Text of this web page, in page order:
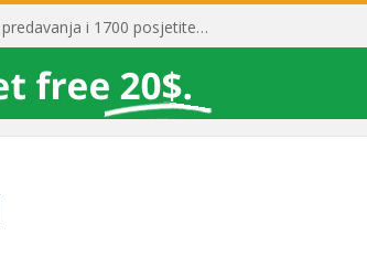
Toni Milun postao “milijarder”! Vrhunska predavanja i 1700 posjetitelja obilježili su mjesec financijske pismenosti